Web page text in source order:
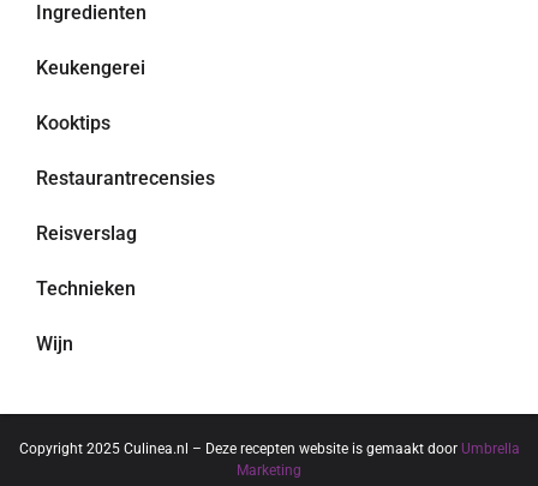
Ingredienten
Keukengerei
Kooktips
Restaurantrecensies
Reisverslag
Technieken
Wijn
Copyright 2025 Culinea.nl – Deze recepten website is gemaakt door Umbrella
Marketing